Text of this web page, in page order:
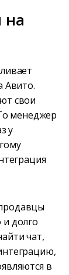
на
Авито.
свои
менеджер
у
долго
чат,
в